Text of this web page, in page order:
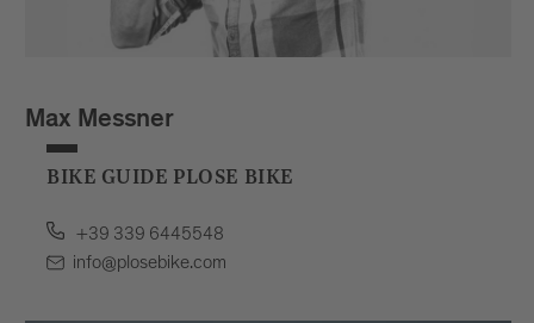
Max Messner
BIKE GUIDE PLOSE BIKE
+39 339 6445548
info@plosebike.com